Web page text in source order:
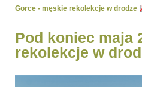
Gorce - męskie rekolekcje w drodze
Pod koniec maja
rekolekcje w